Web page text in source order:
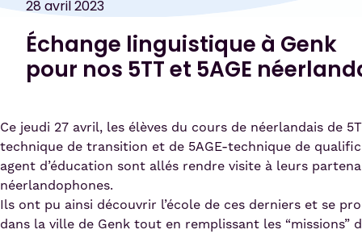
28 avril 2023
Échange linguistique à Genk
pour nos 5TT et 5AGE
Ce jeudi 27 avril, les élèves du cours de néerlandais de
technique de transition et de 5AGE-technique de
agent d’éducation sont allés rendre visite à leurs
néerlandophones.
Ils ont pu ainsi découvrir l’école de ces derniers et se
dans la ville de Genk tout en remplissant les “missions”